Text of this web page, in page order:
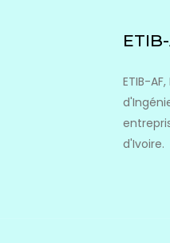
ETIB-
d'Ivoire.